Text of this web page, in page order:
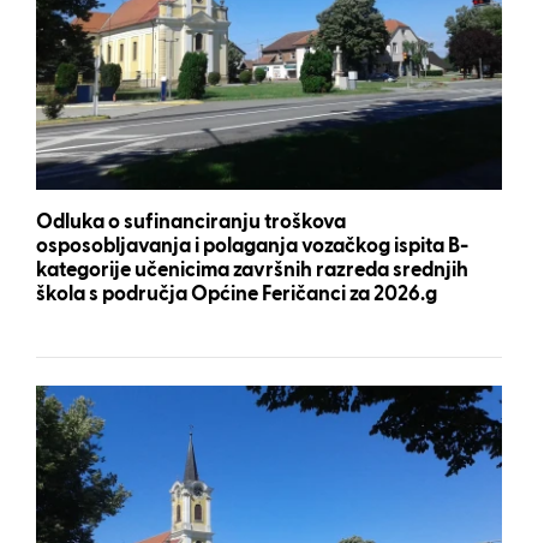
Odluka o sufinanciranju troškova
osposobljavanja i polaganja vozačkog ispita B-
kategorije učenicima završnih razreda srednjih
škola s područja Općine Feričanci za 2026.g